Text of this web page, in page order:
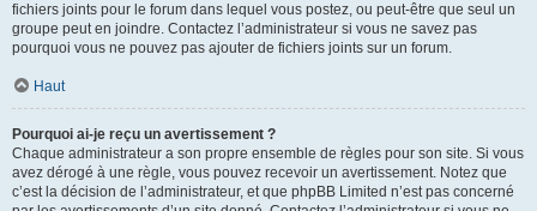
fichiers joints pour le forum dans lequel vous postez, ou peut-être que seul un
groupe peut en joindre. Contactez l’administrateur si vous ne savez pas
pourquoi vous ne pouvez pas ajouter de fichiers joints sur un forum.
Haut
Pourquoi ai-je reçu un avertissement ?
Chaque administrateur a son propre ensemble de règles pour son site. Si vous
avez dérogé à une règle, vous pouvez recevoir un avertissement. Notez que
c’est la décision de l’administrateur, et que phpBB Limited n’est pas concerné